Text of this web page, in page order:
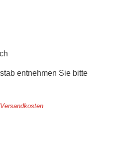
entnehmen Sie bitte